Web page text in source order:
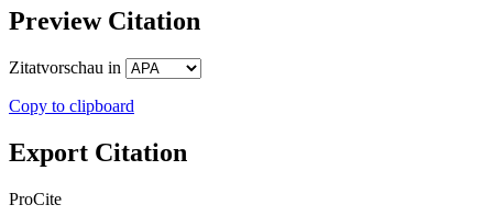
Preview Citation
Zitatvorschau in
Copy to clipboard
Export Citation
ProCite